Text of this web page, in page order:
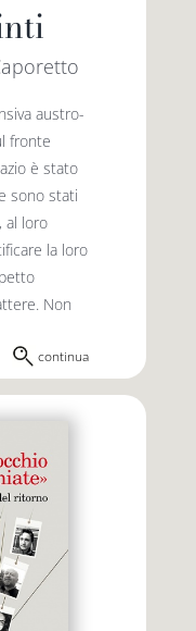
austro-
fronte
è stato
sono stati
al loro
la loro
Non
continua